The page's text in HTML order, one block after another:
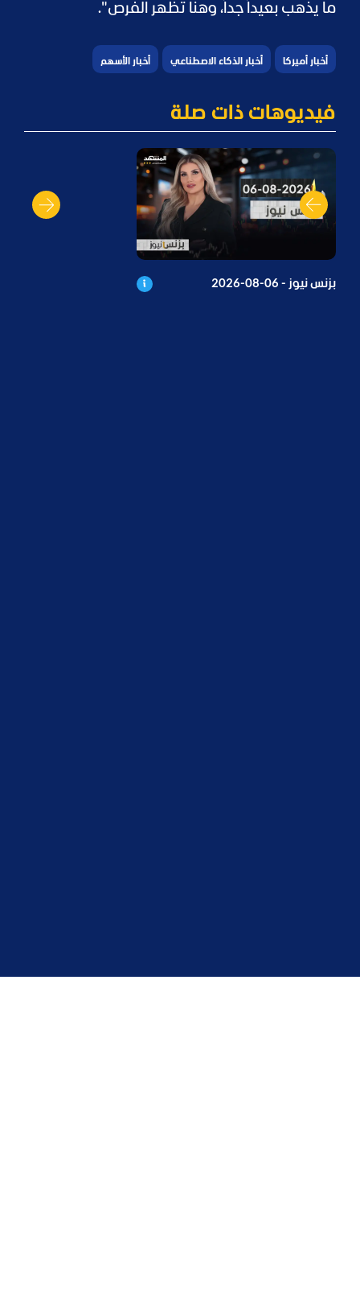
ما يذهب بعيداً جداً، وهنا تظهر الفرص".
أخبار أميركا أخبار الذكاء الاصطناعي أخبار الأسهم
فيديوهات ذات صلة
بزنس نيوز - 06-08-2026